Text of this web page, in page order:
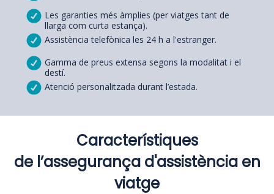
Les garanties més àmplies (per viatges tant de
llarga com curta estança).
Assistència telefònica les 24 h a l'estranger.
Gamma de preus extensa segons la modalitat i el
destí.
Atenció personalitzada durant l’estada.
Característiques
de l’assegurança d'assistència en
viatge